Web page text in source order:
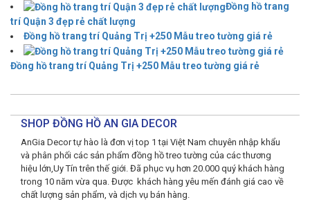
Đồng hồ trang
trí Quận 3 đẹp rẻ chất lượng
Đồng hồ trang trí Quảng Trị +250 Mẫu treo tường giá rẻ
Đồng hồ trang trí Quảng Trị +250 Mẫu treo tường giá rẻ
SHOP ĐỒNG HỒ AN GIA DECOR
AnGia Decor tự hào là đơn vị top 1 tại Việt Nam chuyên nhập khẩu
và phân phối các sản phẩm đồng hồ treo tường của các thương
hiệu lớn,Uy Tín trên thế giới. Đã phục vụ hơn 20.000 quý khách hàng
trong 10 năm vừa qua. Được khách hàng yêu mến đánh giá cao về
chất lượng sản phẩm, và dịch vụ bán hàng.